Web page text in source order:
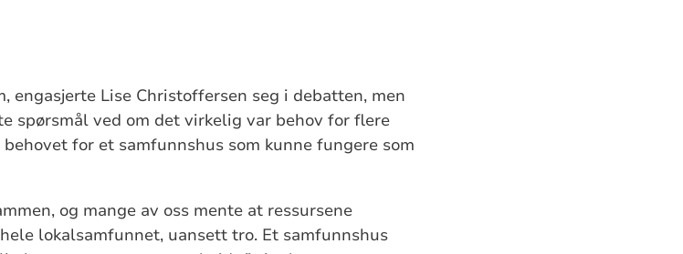
engasjerte Lise Christoffersen seg i debatten, men
spørsmål ved om det virkelig var behov for flere
for et samfunnshus som kunne fungere som
og mange av oss mente at ressursene
lokalsamfunnet, uansett tro. Et samfunnshus